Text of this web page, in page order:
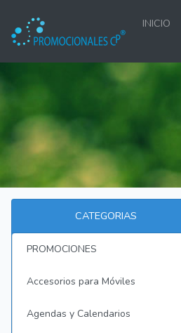
INICIO
CATEGORIAS
PROMOCIONES
Accesorios para Móviles
Agendas y Calendarios